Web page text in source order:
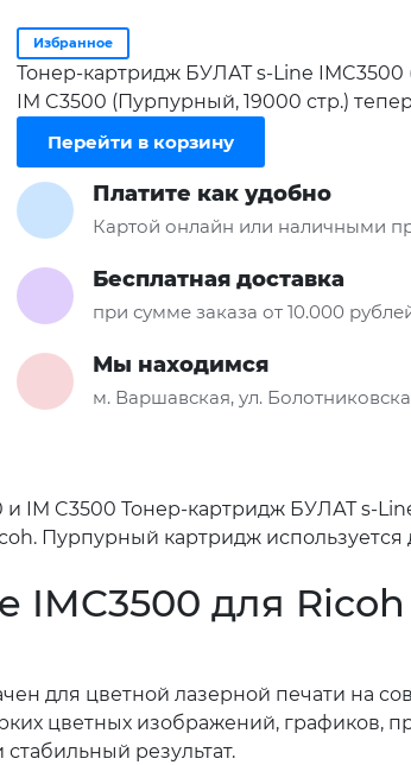
Избранное
Тонер-картридж БУЛАТ s-Line IMC3500
IM C3500 (Пурпурный, 19000 стр.)
Перейти в корзину
Платите как удобно
Картой онлайн или наличными
Бесплатная доставка
при сумме заказа от 10.000
Мы находимся
м. Варшавская, ул.
IM C3500 Тонер-картридж БУЛАТ s-
Пурпурный картридж
для
для цветной лазерной печати на
цветных изображений, графиков,
результат.